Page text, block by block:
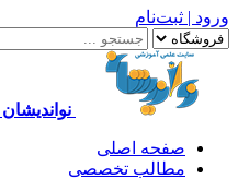
ورود | ثبت‌نام
صفحه اصلی
مطالب تخصصی